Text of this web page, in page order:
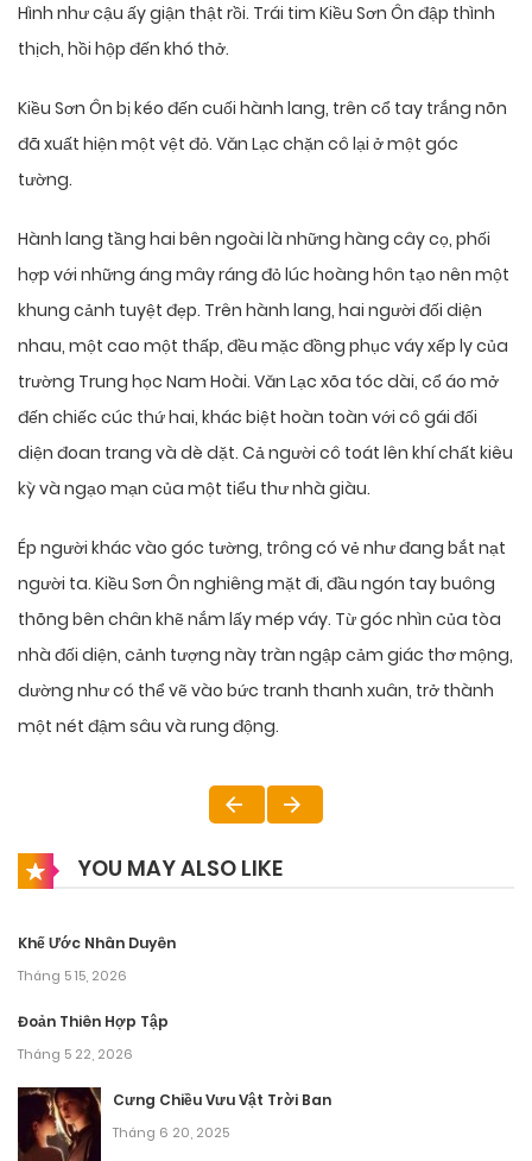
Hình như cậu ấy giận thật rồi. Trái tim Kiều Sơn Ôn đập thình
thịch, hồi hộp đến khó thở.
Kiều Sơn Ôn bị kéo đến cuối hành lang, trên cổ tay trắng nõn
đã xuất hiện một vệt đỏ. Văn Lạc chặn cô lại ở một góc
tường.
Hành lang tầng hai bên ngoài là những hàng cây cọ, phối
hợp với những áng mây ráng đỏ lúc hoàng hôn tạo nên một
khung cảnh tuyệt đẹp. Trên hành lang, hai người đối diện
nhau, một cao một thấp, đều mặc đồng phục váy xếp ly của
trường Trung học Nam Hoài. Văn Lạc xõa tóc dài, cổ áo mở
đến chiếc cúc thứ hai, khác biệt hoàn toàn với cô gái đối
diện đoan trang và dè dặt. Cả người cô toát lên khí chất kiêu
kỳ và ngạo mạn của một tiểu thư nhà giàu.
Ép người khác vào góc tường, trông có vẻ như đang bắt nạt
người ta. Kiều Sơn Ôn nghiêng mặt đi, đầu ngón tay buông
thõng bên chân khẽ nắm lấy mép váy. Từ góc nhìn của tòa
nhà đối diện, cảnh tượng này tràn ngập cảm giác thơ mộng,
dường như có thể vẽ vào bức tranh thanh xuân, trở thành
một nét đậm sâu và rung động.
YOU MAY ALSO LIKE
Khế Ước Nhân Duyên
Tháng 5 15, 2026
Đoản Thiên Hợp Tập
Tháng 5 22, 2026
Cưng Chiều Vưu Vật Trời Ban
Tháng 6 20, 2025